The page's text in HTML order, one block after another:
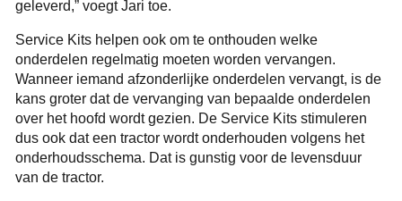
geleverd,” voegt Jari toe.
Service Kits helpen ook om te onthouden welke
onderdelen regelmatig moeten worden vervangen.
Wanneer iemand afzonderlijke onderdelen vervangt, is de
kans groter dat de vervanging van bepaalde onderdelen
over het hoofd wordt gezien. De Service Kits stimuleren
dus ook dat een tractor wordt onderhouden volgens het
onderhoudsschema. Dat is gunstig voor de levensduur
van de tractor.